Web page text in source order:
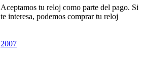
Aceptamos tu reloj como parte del pago. Si
te interesa, podemos comprar tu reloj
2007